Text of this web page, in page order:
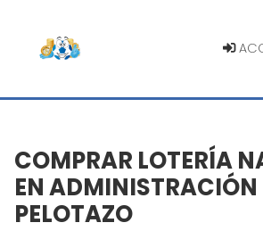
COMPRAR LOTERÍA
EN ADMINISTRACIÓN
PELOTAZO